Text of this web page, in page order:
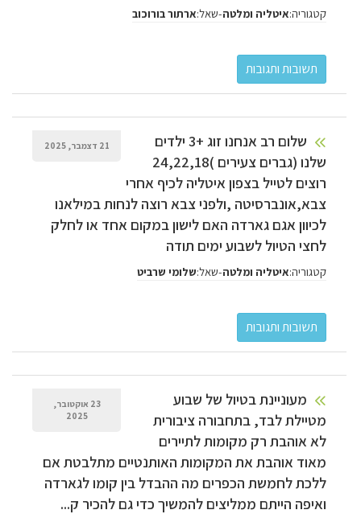
קטגוריה:איטליה ומלטה-שאל:ארתור בורוכוב
21 דצמבר, 2025
שלום רב אנחנו זוג +3 ילדים
שלנו (גברים צעירים )24,22,18
רוצים לטייל בצפון איטליה לכיף אחרי
צבא,אונברסיטה ,ולפני צבא רוצה לנחות במילאנו
לכיוון אגם גארדה האם לישון במקום אחד או לחלק
לחצי הטיול לשבוע ימים תודה
קטגוריה:איטליה ומלטה-שאל:שלומי שרביט
23 אוקטובר,
2025
מעוניינת בטיול של שבוע
מטיילת לבד, בתחבורה ציבורית
לא אוהבת רק מקומות לתיירים
מאוד אוהבת את המקומות האותנטיים מתלבטת אם
ללכת לחמשת הכפרים מה ההבדל בין קומו לגארדה
ואיפה הייתם ממליצים להמשיך כדי גם להכיר ק...